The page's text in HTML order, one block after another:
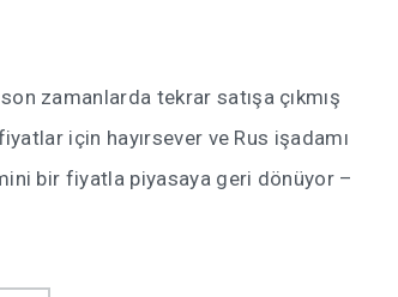
zamanlarda tekrar satışa çıkmış
için hayırsever ve Rus işadamı
bir fiyatla piyasaya geri dönüyor –